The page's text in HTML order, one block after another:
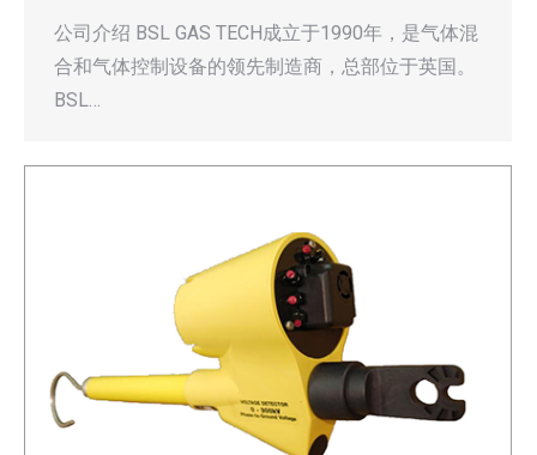
公司介绍 BSL GAS TECH成立于1990年，是气体混
合和气体控制设备的领先制造商，总部位于英国。
BSL…